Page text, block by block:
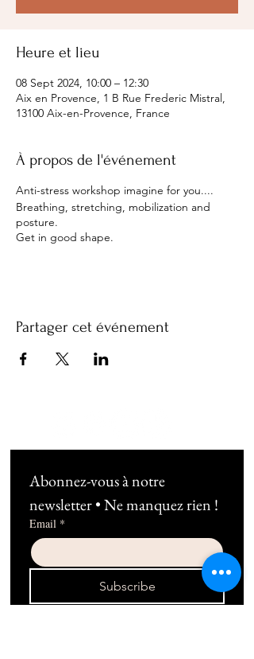
Heure et lieu
08 Sept 2024, 10:00 – 12:30
Aix en Provence, 1 B Rue Frederic Mistral,
13100 Aix-en-Provence, France
À propos de l'événement
Anti-stress workshop imagine for you....
Breathing, stretching, mobilization and
posture.
Get in good shape.
Partager cet événement
Abonnez-vous à notre
newsletter • Ne manquez rien !
Email *
Subscribe